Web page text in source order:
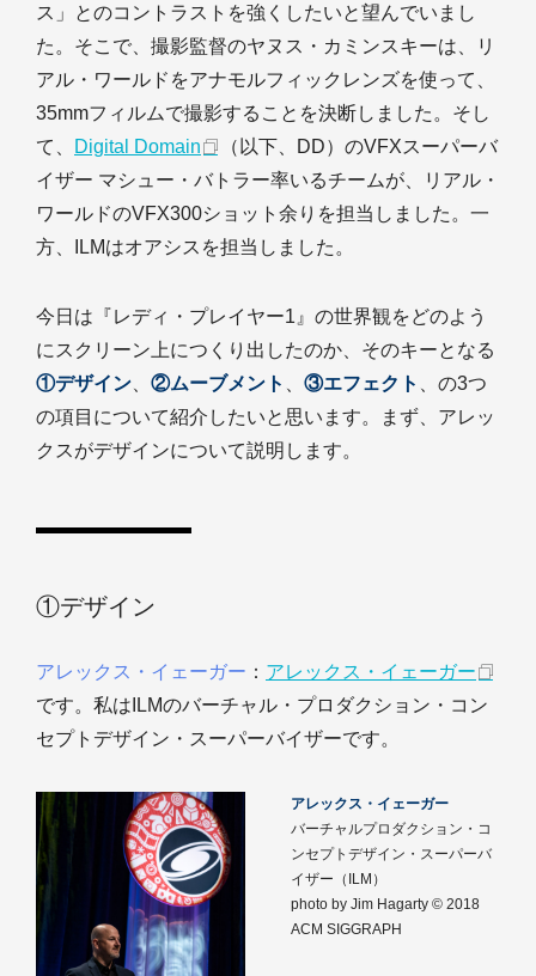
ス」とのコントラストを強くしたいと望んでいまし
た。そこで、撮影監督のヤヌス・カミンスキーは、リ
アル・ワールドをアナモルフィックレンズを使って、
35mmフィルムで撮影することを決断しました。そし
て、
Digital Domain
（以下、DD）のVFXスーパーバ
イザー マシュー・バトラー率いるチームが、リアル・
ワールドのVFX300ショット余りを担当しました。一
方、ILMはオアシスを担当しました。
今日は『レディ・プレイヤー1』の世界観をどのよう
にスクリーン上につくり出したのか、そのキーとなる
①デザイン
②ムーブメント ③エフェクト
、の3つ
の項目について紹介したいと思います。まず、アレッ
クスがデザインについて説明します。
①デザイン
アレックス・イェーガー ： アレックス・イェーガー
です。私はILMのバーチャル・プロダクション・コン
セプトデザイン・スーパーバイザーです。
アレックス・イェーガー
バーチャルプロダクション・コ
ンセプトデザイン・スーパーバ
イザー（ILM）
photo by Jim Hagarty © 2018
ACM SIGGRAPH